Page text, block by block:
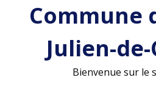
Commune
Julien-
Bienvenue sur le